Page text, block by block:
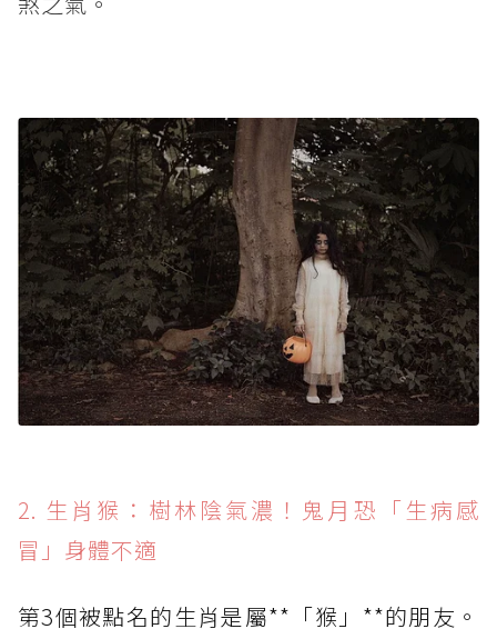
2. 生肖猴：樹林陰氣濃！鬼月恐「生病感
冒」身體不適
第3個被點名的生肖是屬**「猴」**的朋友。